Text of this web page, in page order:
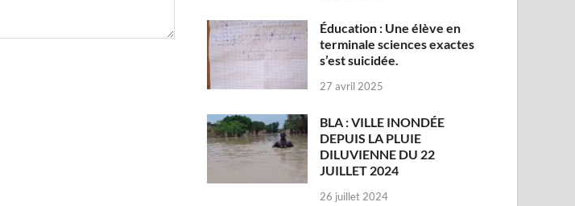
Éducation : Une élève en
terminale sciences exactes
s’est suicidée.
27 avril 2025
BLA : VILLE INONDÉE
DEPUIS LA PLUIE
DILUVIENNE DU 22
JUILLET 2024
26 juillet 2024